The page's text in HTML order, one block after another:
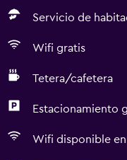
Servicio de
Wifi gratis
Tetera/cafetera
Estacionamiento
Wifi disponible